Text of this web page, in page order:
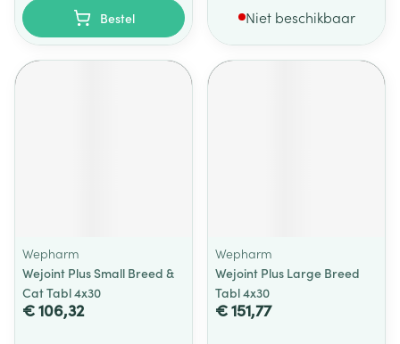
Bestel Niet beschikbaar
Wepharm
Wejoint Plus Small Breed &
Cat Tabl 4x30
€ 106,32
Wepharm
Wejoint Plus Large Breed
Tabl 4x30
€ 151,77